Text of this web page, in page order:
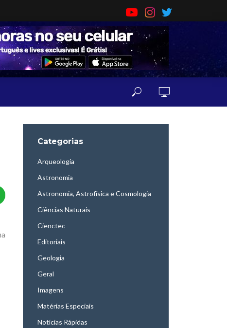
Categorias
Arqueologia
Astronomia
Astronomia, Astrofísica e Cosmologia
Ciências Naturais
Cienctec
Editoriais
Geologia
Geral
Imagens
Matérias Especiais
Notícias Rápidas